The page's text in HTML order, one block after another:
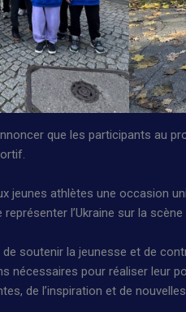
que les participants au
jeunes athlètes une occasion
l’Ukraine sur la
soutenir la jeunesse et de
nécessaires pour réaliser leur
de l’inspiration et de